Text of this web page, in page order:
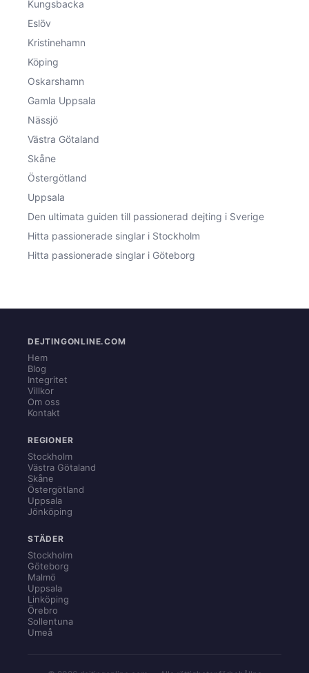
Kungsbacka
Eslöv
Kristinehamn
Köping
Oskarshamn
Gamla Uppsala
Nässjö
Västra Götaland
Skåne
Östergötland
Uppsala
Den ultimata guiden till passionerad dejting i Sverige
Hitta passionerade singlar i Stockholm
Hitta passionerade singlar i Göteborg
DEJTINGONLINE.COM
Hem
Blog
Integritet
Villkor
Om oss
Kontakt
REGIONER
Stockholm
Västra Götaland
Skåne
Östergötland
Uppsala
Jönköping
STÄDER
Stockholm
Göteborg
Malmö
Uppsala
Linköping
Örebro
Sollentuna
Umeå